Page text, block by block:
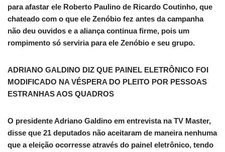
para afastar ele Roberto Paulino de Ricardo Coutinho, que
chateado com o que ele Zenóbio fez antes da campanha
não deu ouvidos e a aliança continua firme, pois um
rompimento só serviria para ele Zenóbio e seu grupo.
ADRIANO GALDINO DIZ QUE PAINEL ELETRÔNICO FOI
MODIFICADO NA VÉSPERA DO PLEITO POR PESSOAS
ESTRANHAS AOS QUADROS
O presidente Adriano Galdino em entrevista na TV Master,
disse que 21 deputados não aceitaram de maneira nenhuma
que a eleição ocorresse através do painel eletrônico, tendo